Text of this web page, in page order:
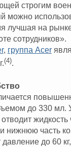
строгим
можно
лучшая на
сотрудников».
, группа Acer
(4).
до 330 мл.
часть
до 60